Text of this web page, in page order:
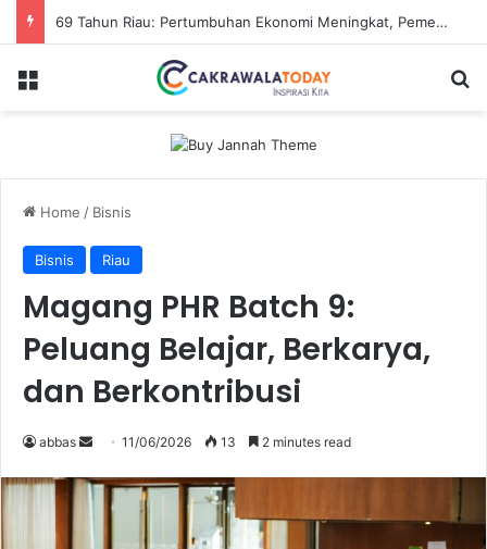
69 Tahun Riau: Pertumbuhan Ekonomi Meningkat, Pemerataan jadi Tantangan
Home / Bisnis
Bisnis Riau
Magang PHR Batch 9:
Peluang Belajar, Berkarya,
dan Berkontribusi
abbas 11/06/2026 13 2 minutes read